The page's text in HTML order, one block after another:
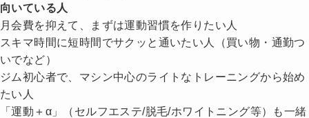
向いている人
月会費を抑えて、まずは運動習慣を作りたい人
スキマ時間に短時間でサクッと通いたい人（買い物・通勤つ
いでなど）
ジム初心者で、マシン中心のライトなトレーニングから始め
たい人
「運動＋α」（セルフエステ/脱毛/ホワイトニング等）も一緒